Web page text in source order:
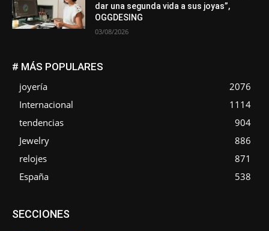
dar una segunda vida a sus joyas”,
OGGDESING
03/08/2026
# MÁS POPULARES
joyería
2076
Internacional
1114
tendencias
904
Jewelry
886
relojes
871
España
538
SECCIONESAsociaciones
Entrevistas